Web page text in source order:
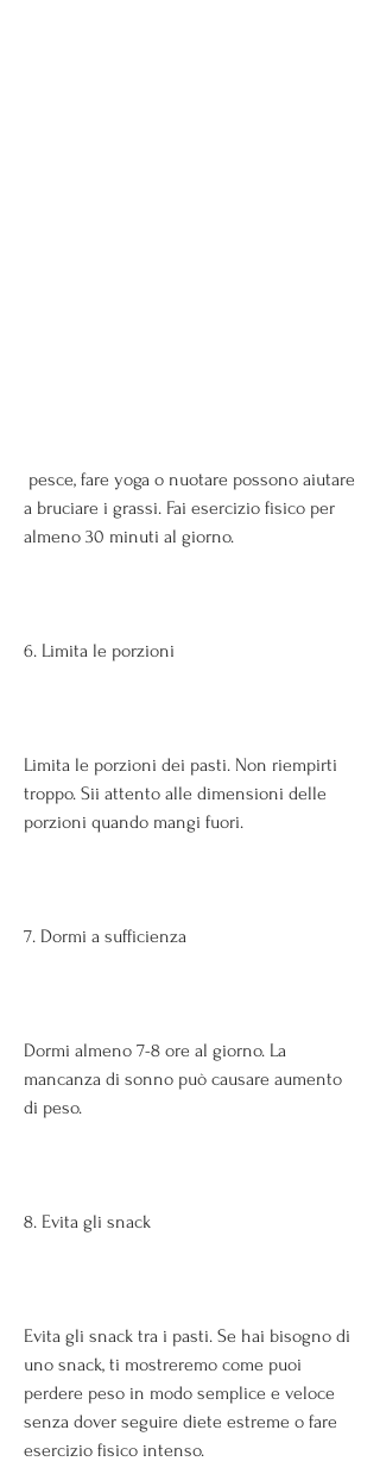
a bruciare i grassi. Fai esercizio fisico per
almeno 30 minuti al giorno.
6. Limita le porzioni
Limita le porzioni dei pasti. Non riempirti
troppo. Sii attento alle dimensioni delle
porzioni quando mangi fuori.
7. Dormi a sufficienza
Dormi almeno 7-8 ore al giorno. La
mancanza di sonno può causare aumento
di peso.
8. Evita gli snack
Evita gli snack tra i pasti. Se hai bisogno di
uno snack, ti mostreremo come puoi
perdere peso in modo semplice e veloce
senza dover seguire diete estreme o fare
esercizio fisico intenso.